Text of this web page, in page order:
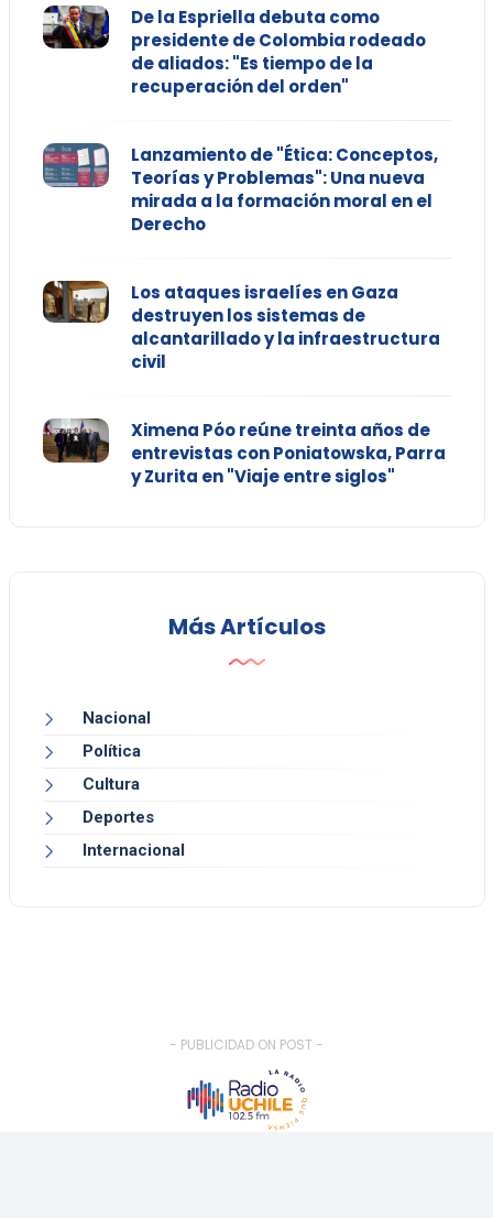
De la Espriella debuta como
presidente de Colombia rodeado
de aliados: "Es tiempo de la
recuperación del orden"
Lanzamiento de "Ética: Conceptos,
Teorías y Problemas": Una nueva
mirada a la formación moral en el
Derecho
Los ataques israelíes en Gaza
destruyen los sistemas de
alcantarillado y la infraestructura
civil
Ximena Póo reúne treinta años de
entrevistas con Poniatowska, Parra
y Zurita en "Viaje entre siglos"
Más Artículos
Nacional
Política
Cultura
Deportes
Internacional
- PUBLICIDAD ON POST -